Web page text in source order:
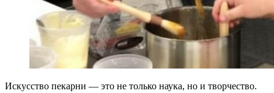
Искусство пекарни — это не только наука, но и творчество.